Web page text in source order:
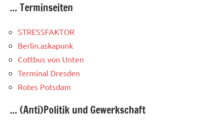
... Terminseiten
STRESSFAKTOR
Berlin.askapunk
Cottbus von Unten
Terminal Dresden
Rotes Potsdam
... (Anti)Politik und Gewerkschaft